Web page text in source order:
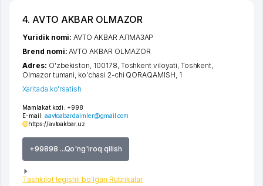
4. AVTO AKBAR OLMAZOR
Mamlakat kodi: +998
E-mail: aavtoabardaimler@gmail.com
https://avtoakbar.uz
+99898 ...Qo'ng'iroq qilish
Tashkilot tegishli bo'lgan Rubrikalar
Yuridik nomi:AVTO AKBAR АЛМАЗАР
Brend nomi:AVTO AKBAR OLMAZOR
Adres: O'zbekiston, 100178, Toshkent viloyati Toshkent
Olmazor tumani ko'chasi 2-chi QORAQAMISH , 1
Xaritada ko'rsatish